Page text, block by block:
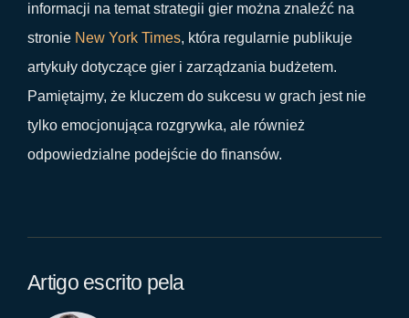
informacji na temat strategii gier można znaleźć na
stronie New York Times, która regularnie publikuje
artykuły dotyczące gier i zarządzania budżetem.
Pamiętajmy, że kluczem do sukcesu w grach jest nie
tylko emocjonująca rozgrywka, ale również
odpowiedzialne podejście do finansów.
Artigo escrito pela